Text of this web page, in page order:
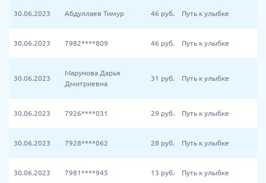
30.06.2023 Абдуллаев Тимур 46 руб. Путь к улыбке
30.06.2023 7982****809 46 руб. Путь к улыбке
30.06.2023
Марунова Дарья
Дмитриевна
31 руб. Путь к улыбке
30.06.2023 7926****031 29 руб. Путь к улыбке
30.06.2023 7928****062 28 руб. Путь к улыбке
30.06.2023 7981****945 13 руб. Путь к улыбке